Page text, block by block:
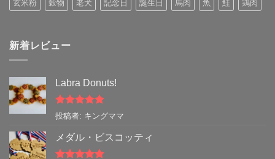
玄米粉 穀物 老犬 記念日 誕生日 馬肉 魚 鮭 鶏肉
新着レビュー
Labra Donuts!
5段階中5の
投稿者: キングママ
メダル・ビスコッティ